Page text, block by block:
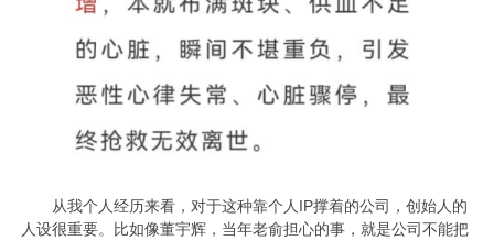
从我个人经历来看，对于这种靠个人IP撑着的公司，创始人的
人设很重要。比如像董宇辉，当年老俞担心的事，就是公司不能把